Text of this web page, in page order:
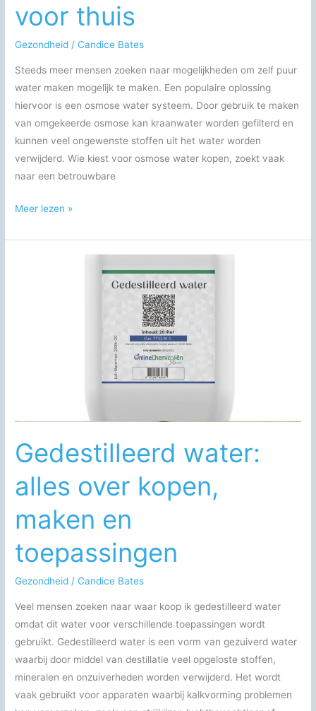
voor thuis
Gezondheid /Candice Bates
Steeds meer mensen zoeken naar mogelijkheden om zelf puur
water maken mogelijk te maken. Een populaire oplossing
hiervoor is een osmose water systeem. Door gebruik te maken
van omgekeerde osmose kan kraanwater worden gefilterd en
kunnen veel ongewenste stoffen uit het water worden
verwijderd. Wie kiest voor osmose water kopen, zoekt vaak
naar een betrouwbare
Osmose
kopen:
Meer lezen »
Gedestilleerd water:
alles over kopen,
maken en
toepassingen
Gezondheid /Candice Bates
Veel mensen zoeken naar waar koop ik gedestilleerd water
omdat dit water voor verschillende toepassingen wordt
gebruikt. Gedestilleerd water is een vorm van gezuiverd water
waarbij door middel van destillatie veel opgeloste stoffen,
mineralen en onzuiverheden worden verwijderd. Het wordt
vaak gebruikt voor apparaten waarbij kalkvorming problemen